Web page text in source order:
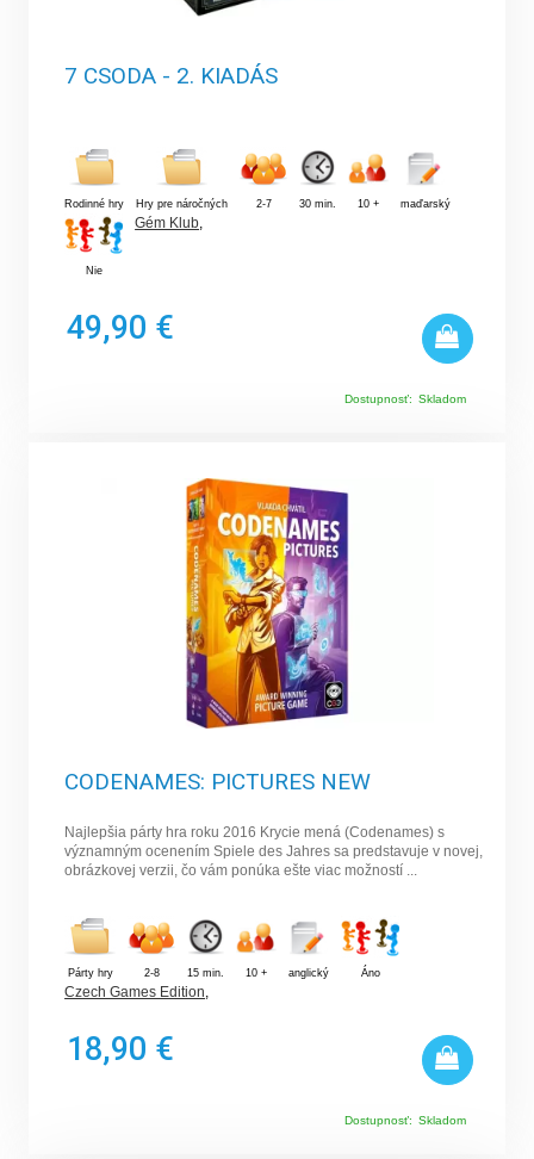
7 CSODA - 2. KIADÁS
Rodinné hry Hry pre náročných 2-7 30 min. 10 + maďarský
Nie
Gém Klub,
49,90 €
Dostupnosť: Skladom
CODENAMES: PICTURES NEW
Najlepšia párty hra roku 2016 Krycie mená (Codenames) s
významným ocenením Spiele des Jahres sa predstavuje v novej,
obrázkovej verzii, čo vám ponúka ešte viac možností ...
Párty hry 2-8 15 min. 10 + anglický Áno
Czech Games Edition,
18,90 €
Dostupnosť: Skladom